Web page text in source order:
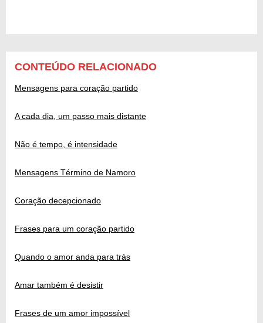
CONTEÚDO RELACIONADO
Mensagens para coração partido
A cada dia, um passo mais distante
Não é tempo, é intensidade
Mensagens Término de Namoro
Coração decepcionado
Frases para um coração partido
Quando o amor anda para trás
Amar também é desistir
Frases de um amor impossível